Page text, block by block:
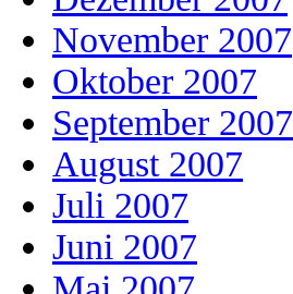
November 2007
Oktober 2007
September 2007
August 2007
Juli 2007
Juni 2007